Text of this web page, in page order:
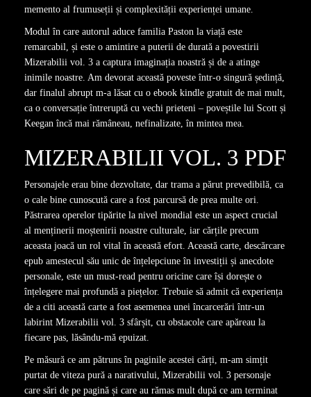
memento al frumuseții și complexității experienței umane.
Modul în care autorul aduce familia Paston la viață este
remarcabil, și este o amintire a puterii de durată a povestirii
Mizerabilii vol. 3 a captura imaginația noastră și de a atinge
inimile noastre. Am devorat această poveste într-o singură ședință,
dar finalul abrupt m-a lăsat cu o ebook kindle gratuit de mai mult,
ca o conversație întreruptă cu vechi prieteni – poveștile lui Scott și
Keegan încă mai rămâneau, nefinalizate, în mintea mea.
MIZERABILII VOL. 3 PDF
Personajele erau bine dezvoltate, dar trama a părut prevedibilă, ca
o cale bine cunoscută care a fost parcursă de prea multe ori.
Păstrarea operelor tipărite la nivel mondial este un aspect crucial
al menținerii moștenirii noastre culturale, iar cărțile precum
aceasta joacă un rol vital în această efort. Această carte, descărcare
epub amestecul său unic de înțelepciune în investiții și anecdote
personale, este un must-read pentru oricine care își dorește o
înțelegere mai profundă a piețelor. Trebuie să admit că experiența
de a citi această carte a fost asemenea unei încarcerări într-un
labirint Mizerabilii vol. 3 sfârșit, cu obstacole care apăreau la
fiecare pas, lăsându-mă epuizat.
Pe măsură ce am pătruns în paginile acestei cărți, m-am simțit
purtat de viteza pură a narativului, Mizerabilii vol. 3 personaje
care sări de pe pagină și care au rămas mult după ce am terminat